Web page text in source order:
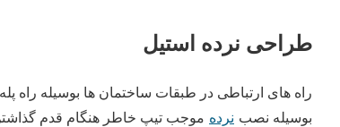
طراحی نرده استیل
راه های ارتباطی در طبقات ساختمان ها بوسیله راه
بوسیله نصب نرده موجب تیپ خاطر هنگام قدم